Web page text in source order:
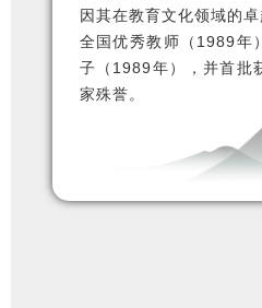
因其在教育文化领域的
全国优秀教师（1989年
子（1989年），并首批
家殊誉。